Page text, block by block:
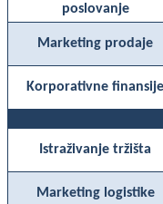
poslovanje
Marketing prodaje
Korporativne finansije
Istraživanje tržišta
Marketing logistike